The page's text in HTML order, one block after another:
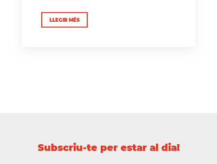
LLEGIR MÉS
Subscriu-te per estar al dia!